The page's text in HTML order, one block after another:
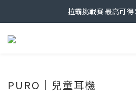
拉霸挑戰賽 最高可
PURO｜兒童耳機